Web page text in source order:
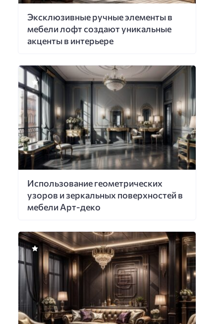
Эксклюзивные ручные элементы в
мебели лофт создают уникальные
акценты в интерьере
Использование геометрических
узоров и зеркальных поверхностей в
мебели Арт-деко